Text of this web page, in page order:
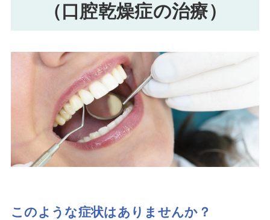
（口腔乾燥症の治療）
このような症状はありませんか？